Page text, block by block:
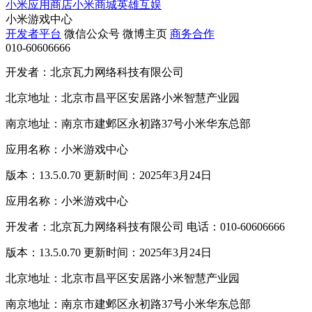
小米应用商店小米商城英雄互娱
小米游戏中心
开发者平台 微信公众号 微博主页 商务合作
010-60606666
开发者：北京瓦力网络科技有限公司
北京地址：北京市昌平区安居路小米智慧产业园
南京地址：南京市建邺区永初路37号小米华东总部
应用名称：小米游戏中心
版本：13.5.0.70 更新时间：2025年3月24日
应用名称：小米游戏中心
开发者：北京瓦力网络科技有限公司 电话：010-60606666
版本：13.5.0.70 更新时间：2025年3月24日
北京地址：北京市昌平区安居路小米智慧产业园
南京地址：南京市建邺区永初路37号小米华东总部